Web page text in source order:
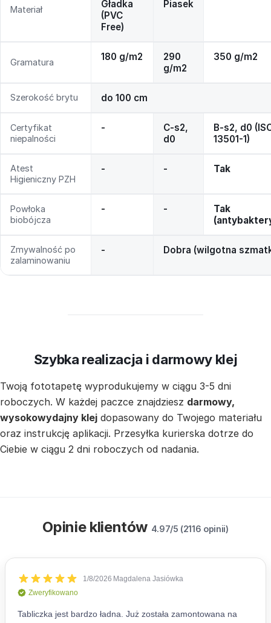
Materiał
Gładka
(PVC
Free)
Piasek
Gramatura 180 g/m2
290
g/m2
350 g/m2
Szerokość brytu do 100 cm
Certyfikat
niepalności
-
C-s2,
d0
B-s2, d0
13501-1)
Atest
Higieniczny PZH
- - Tak
Powłoka
biobójcza
- -
Tak
Zmywalność po
zalaminowaniu
- Dobra (wilgotna
Szybka realizacja i darmowy klej
Twoją fototapetę wyprodukujemy w ciągu 3-5 dni
roboczych. W każdej paczce znajdziesz darmowy,
wysokowydajny klej dopasowany do Twojego materiału
oraz instrukcję aplikacji. Przesyłka kurierska dotrze do
Ciebie w ciągu 2 dni roboczych od nadania.
Opinie klientów 4.97/5 (2116 opinii)